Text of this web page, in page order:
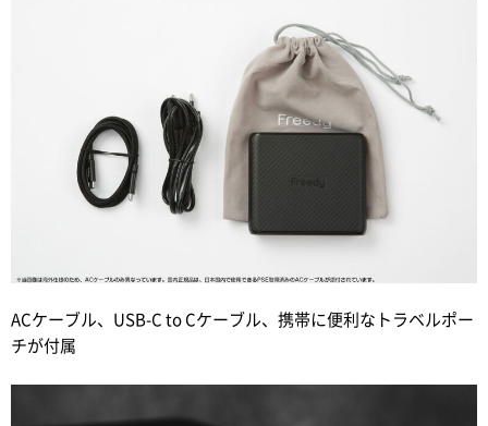
ACケーブル、USB-C to Cケーブル、携帯に便利なトラベルポー
チが付属